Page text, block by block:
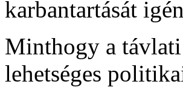
karbantartását
Minthogy a
lehetséges